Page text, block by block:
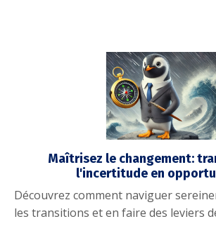
Maîtrisez le changement:
l'incertitude en
Découvrez comment naviguer
les transitions et en faire des leviers